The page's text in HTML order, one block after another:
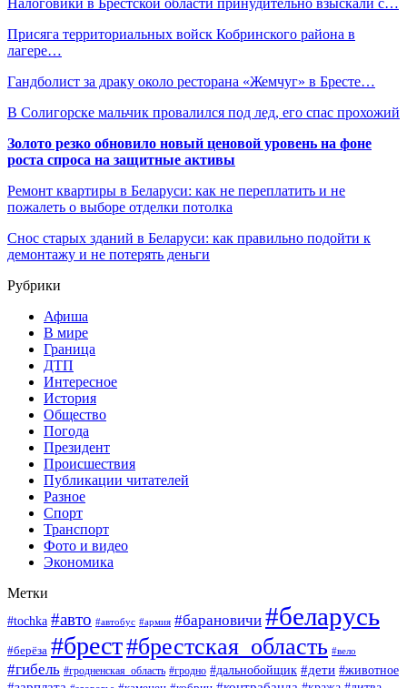
Присяга территориальных войск Кобринского района в
лагере…
Гандболист за драку около ресторана «Жемчуг» в Бресте…
В Солигорске мальчик провалился под лед, его спас прохожий
Золото резко обновило новый ценовой уровень на фоне
роста спроса на защитные активы
Ремонт квартиры в Беларуси: как не переплатить и не
пожалеть о выборе отделки потолка
Снос старых зданий в Беларуси: как правильно подойти к
демонтажу и не потерять деньги
Рубрики
Афиша
В мире
Граница
ДТП
Интересное
История
Общество
Погода
Президент
Происшествия
Публикации читателей
Разное
Спорт
Транспорт
Фото и видео
Экономика
Метки
#tochka #авто #автобус #армия #барановичи #беларусь
#берёза #брест#брестская_область #вело
#гибель #гродненская_область #гродно #дальнобойщик #дети #животное